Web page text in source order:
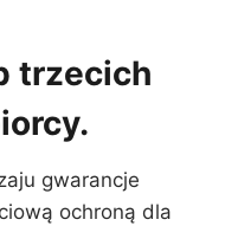
trzecich
gwarancje
ochroną dla